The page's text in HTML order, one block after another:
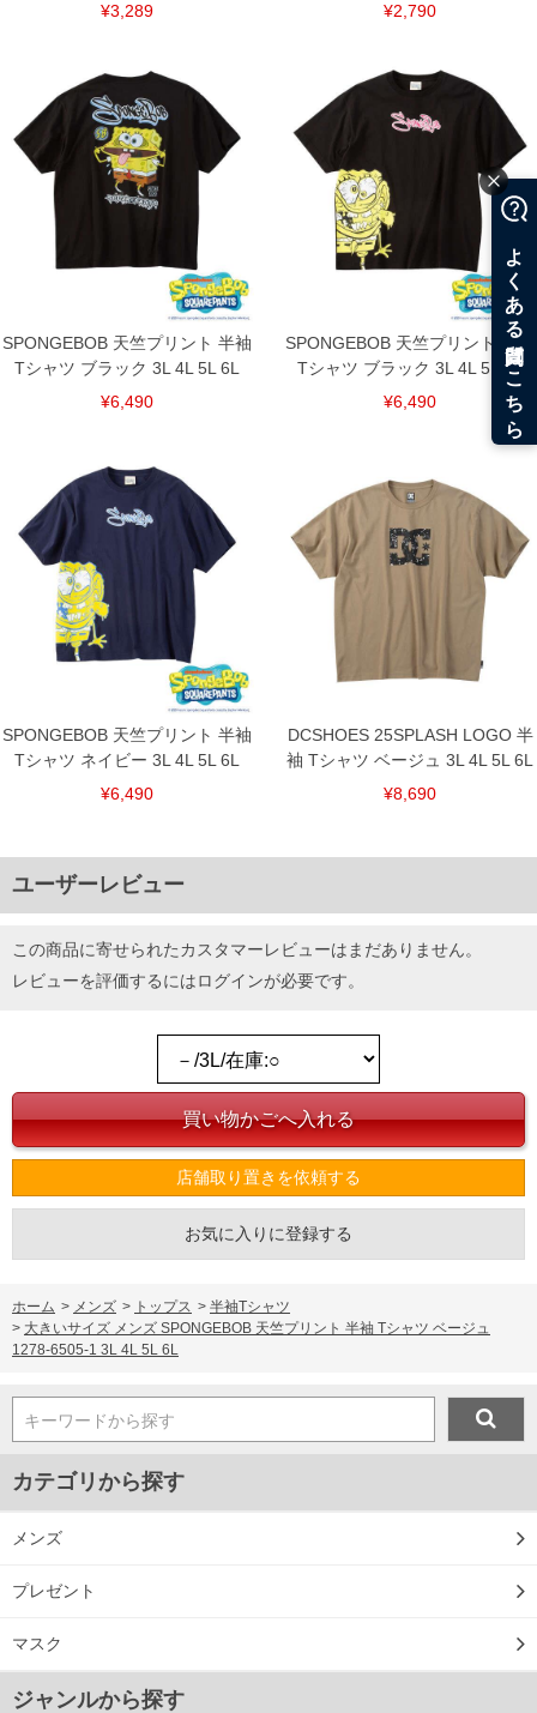
¥3,289 ¥2,790
SPONGEBOB 天竺プリント 半袖
Tシャツ ブラック 3L 4L 5L 6L
¥6,490
SPONGEBOB 天竺プリント 半袖
Tシャツ ブラック 3L 4L 5L 6L
¥6,490
SPONGEBOB 天竺プリント 半袖
Tシャツ ネイビー 3L 4L 5L 6L
¥6,490
DCSHOES 25SPLASH LOGO 半
袖 Tシャツ ベージュ 3L 4L 5L 6L
¥8,690
ユーザーレビュー
この商品に寄せられたカスタマーレビューはまだありません。
レビューを評価するにはログインが必要です。
店舗取り置きを依頼する
お気に入りに登録する
ホーム > メンズ > トップス > 半袖Tシャツ
> 大きいサイズ メンズ SPONGEBOB 天竺プリント 半袖 Tシャツ ベージュ
1278-6505-1 3L 4L 5L 6L
キーワードから探す
カテゴリから探す
メンズ
プレゼント
マスク
ジャンルから探す